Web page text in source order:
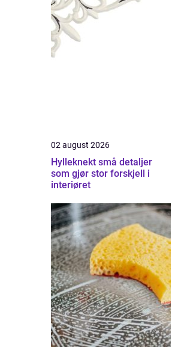
02 august 2026
Hylleknekt små detaljer
som gjør stor forskjell i
interiøret